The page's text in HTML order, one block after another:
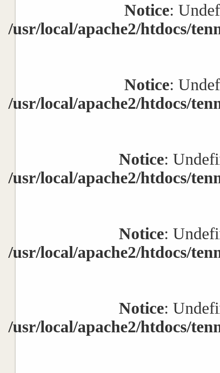
Notice:
/usr/local/apache2/htdocs/
Notice:
/usr/local/apache2/htdocs/
Notice:
/usr/local/apache2/htdocs/
Notice:
/usr/local/apache2/htdocs/
Notice:
/usr/local/apache2/htdocs/